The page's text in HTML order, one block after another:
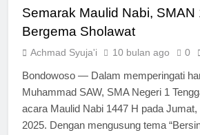
Semarak Maulid Nabi, SMAN
Bergema Sholawat
Achmad Syuja'i 10 bulan ago 0
Bondowoso — Dalam memperingati
Muhammad SAW, SMA Negeri 1
acara Maulid Nabi 1447 H pada
2025. Dengan mengusung tema